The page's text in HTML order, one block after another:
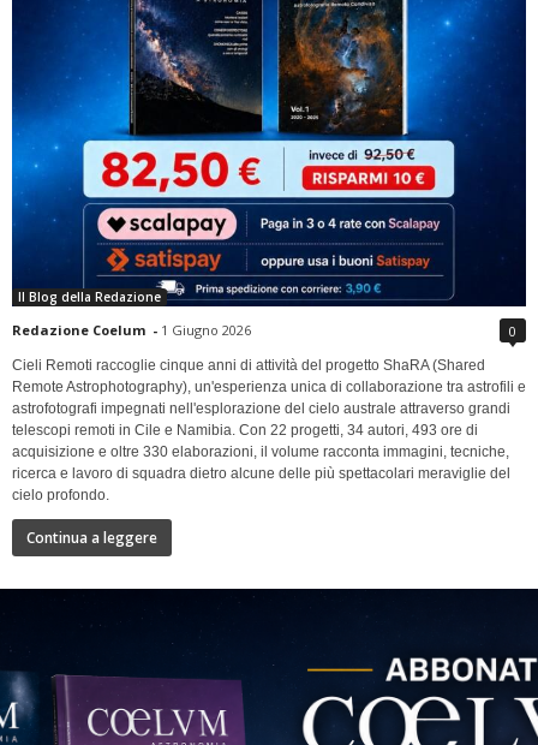
Il Blog della Redazione
Redazione Coelum - 1 Giugno 2026 0
Cieli Remoti raccoglie cinque anni di attività del progetto ShaRA (Shared
Remote Astrophotography), un'esperienza unica di collaborazione tra astrofili e
astrofotografi impegnati nell'esplorazione del cielo australe attraverso grandi
telescopi remoti in Cile e Namibia. Con 22 progetti, 34 autori, 493 ore di
acquisizione e oltre 330 elaborazioni, il volume racconta immagini, tecniche,
ricerca e lavoro di squadra dietro alcune delle più spettacolari meraviglie del
cielo profondo.
Continua a leggere